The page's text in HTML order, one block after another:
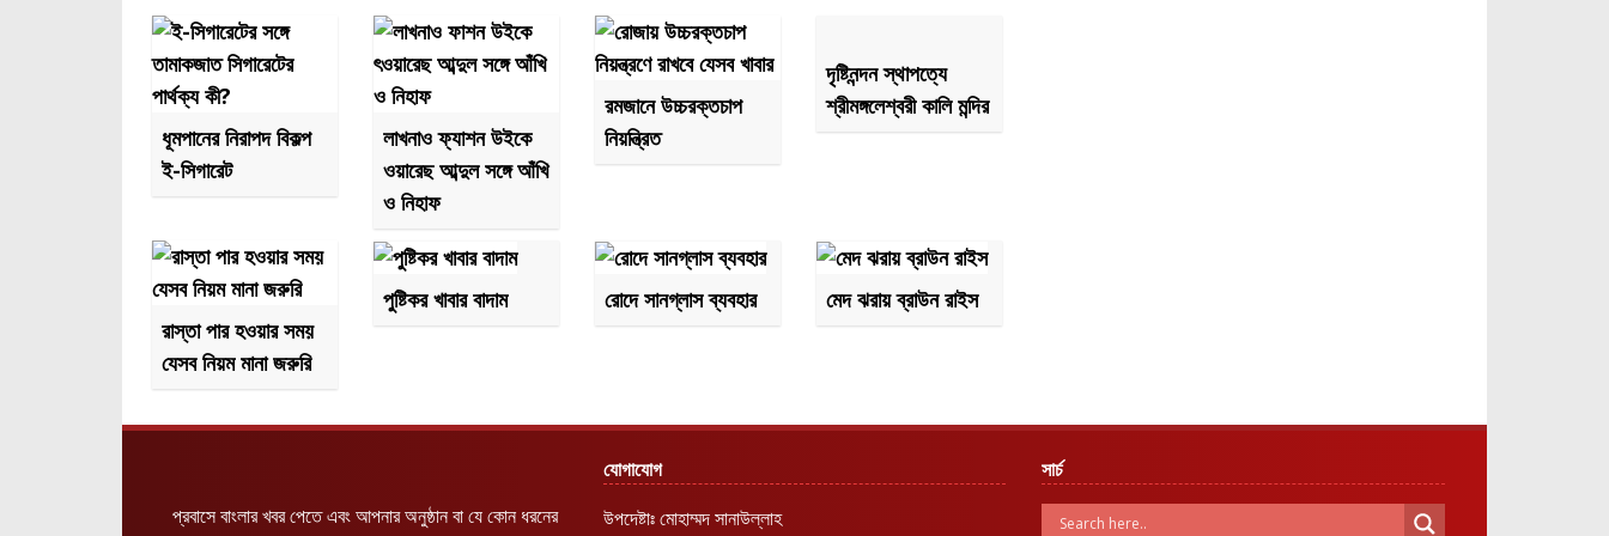
ধূমপানের নিরাপদ বিকল্প
ই-সিগারেট
লাখনাও ফ্যাশন উইকে
ওয়ারেছ আব্দুল সঙ্গে আঁখি
ও নিহাফ
রমজানে উচ্চরক্তচাপ
নিয়ন্ত্রিত
দৃষ্টিনন্দন স্থাপত্যে
শ্রীমঙ্গলেশ্বরী কালি মন্দির
রাস্তা পার হওয়ার সময়
যেসব নিয়ম মানা জরুরি
পুষ্টিকর খাবার বাদাম রোদে সানগ্লাস ব্যবহার মেদ ঝরায় ব্রাউন রাইস
প্রবাসে বাংলার খবর পেতে এবং আপনার অনুষ্ঠান বা যে কোন ধরনের
যোগাযোগ
উপদেষ্টাঃ মোহাম্মদ সানাউল্লাহ
সার্চ